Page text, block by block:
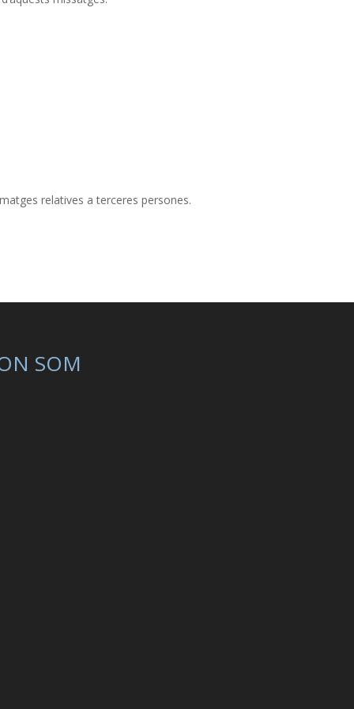
relatives a terceres persones.
SOM